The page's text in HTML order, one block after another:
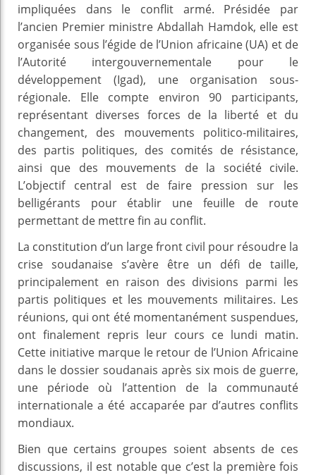
impliquées dans le conflit armé. Présidée par
l’ancien Premier ministre Abdallah Hamdok, elle est
organisée sous l’égide de l’Union africaine (UA) et de
l’Autorité intergouvernementale pour le
développement (Igad), une organisation sous-
régionale. Elle compte environ 90 participants,
représentant diverses forces de la liberté et du
changement, des mouvements politico-militaires,
des partis politiques, des comités de résistance,
ainsi que des mouvements de la société civile.
L’objectif central est de faire pression sur les
belligérants pour établir une feuille de route
permettant de mettre fin au conflit.
La constitution d’un large front civil pour résoudre la
crise soudanaise s’avère être un défi de taille,
principalement en raison des divisions parmi les
partis politiques et les mouvements militaires. Les
réunions, qui ont été momentanément suspendues,
ont finalement repris leur cours ce lundi matin.
Cette initiative marque le retour de l’Union Africaine
dans le dossier soudanais après six mois de guerre,
une période où l’attention de la communauté
internationale a été accaparée par d’autres conflits
mondiaux.
Bien que certains groupes soient absents de ces
discussions, il est notable que c’est la première fois